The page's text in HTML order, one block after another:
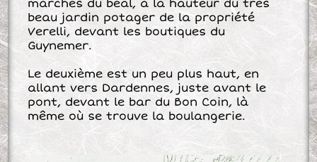
marches du béal, à la hauteur du très
beau jardin potager de la propriété
Verelli, devant les boutiques du
Guynemer.
Le deuxième est un peu plus haut, en
allant vers Dardennes, juste avant le
pont, devant le bar du Bon Coin, là
même où se trouve la boulangerie.